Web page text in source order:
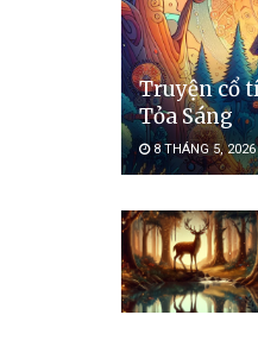
Truyện cổ
Tỏa Sáng
8 THÁNG 5, 2026